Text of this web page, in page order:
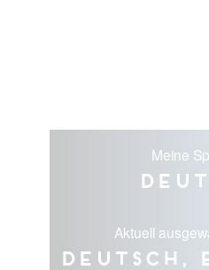
Meine
Aktuell
Deutsch,